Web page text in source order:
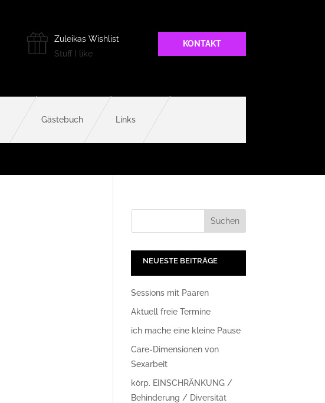
Zuleikas Wishlist
Stuff I like
KONTAKT
Gästebuch Links
NEUESTE BEITRÄGE
Sessions mit Paaren
Aktuell freie Termine
ich mache eine kleine Pause
Care-Dimensionen von
Sexarbeit
körp. EINSCHRÄNKUNG /
Behinderung / Diversität